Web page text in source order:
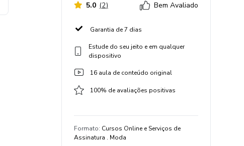
5.0 (2) Bem Avaliado
Garantia de 7 dias
Estude do seu jeito e em qualquer
dispositivo
16 aula de conteúdo original
100% de avaliações positivas
Formato: Cursos Online e Serviços de
Assinatura . Moda